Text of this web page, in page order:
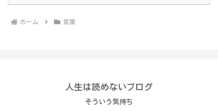
ホーム 言葉
人生は読めないブログ
そういう気持ち